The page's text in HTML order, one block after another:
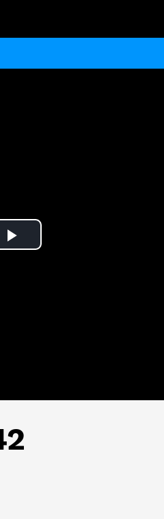
Play